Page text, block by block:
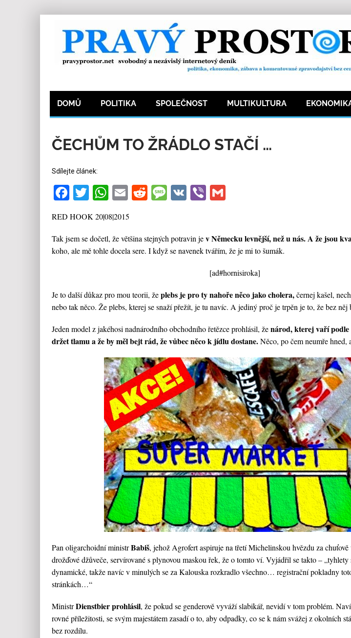
DOMŮ POLITIKA SPOLEČNOST MULTIKULTURA
20.8.2015 Redakce 0 Kategorie:Humor,Společnost 23 přečtení
ČECHŮM TO ŽRÁDLO STAČÍ …
Sdílejte článek:
Facebook
Twitter
WhatsApp
EmailRedditMessage
VKViberGmail
RED HOOK 20|08|2015
Tak jsem se dočetl, že většina stejných potravin jev Německu levnější, než u nás. A že jsou
koho, ale mě tohle docela sere. I když se navenek tvářím, že je mi to šumák.
[ad#hornisiroka]
Je to další důkaz pro mou teorii, žeplebs je pro ty nahoře něco jako cholera,černej kašel,
nebo tak něco. Že plebs, kterej se snaží přežít, je tu navíc. A jediný proč je trpěn je to, že bez
Jeden model z jakéhosi nadnárodního obchodního řetězce prohlásil, ženárod, kterej vaří podle
držet tlamu a že by měl bejt rád, že vůbec něco k jídlu dostane.Něco, po čem neumře hned,
Pan oligarchoidní ministrBabiš, jehož Agrofert aspiruje na třetí Michelinskou hvězdu za
drožďové džůveče, servírované s plynovou maskou řek, že o tomto ví. Vyjádřil se takto –
dynamické, takže navíc v minulých se za Kalouska rozkradlo všechno… registrační pokladny
stránkách…“
MinistrDienstbier prohlásil, že pokud se genderově vyváží slabikář, nevidí v tom problém.
rovné příležitosti, se svým majestátem zasadí o to, aby odpadky, co se k nám svážej z okolních
bez rozdílu.